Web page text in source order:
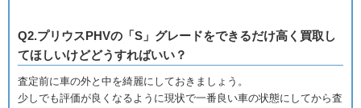
Q2.プリウスPHVの「S」グレードをできるだけ高く買取し
てほしいけどどうすればいい？
査定前に車の外と中を綺麗にしておきましょう。
少しでも評価が良くなるように現状で一番良い車の状態にしてから査